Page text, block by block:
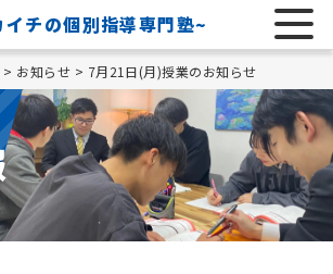
イチの個別指導専門塾~
> お知らせ > 7月21日(月)授業のお知らせ